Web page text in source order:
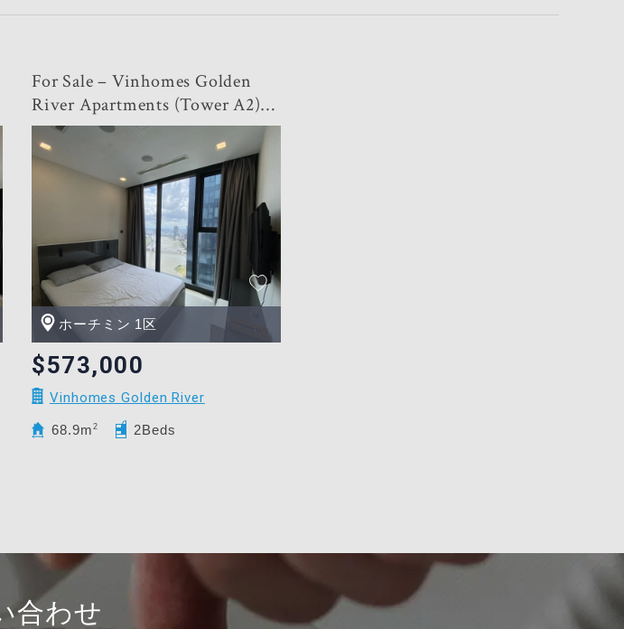
For Sale – Vinhomes Golden
River Apartments (Tower A2)
-2BR – 43rd Floor- Nice Price
ホーチミン 1区
$573,000
Vinhomes Golden River
68.9m 2 2Beds
合わせ